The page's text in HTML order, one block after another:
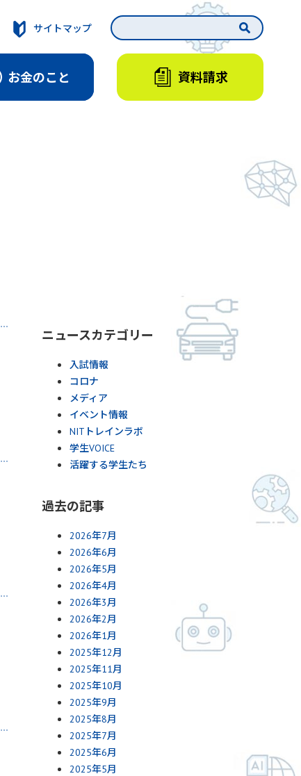
お金のこと
サイトマップ
資料請求
ニュースカテゴリー
入試情報
コロナ
メディア
イベント情報
NITトレインラボ
学生VOICE
活躍する学生たち
過去の記事
2026年7月
2026年6月
2026年5月
2026年4月
2026年3月
2026年2月
2026年1月
2025年12月
2025年11月
2025年10月
2025年9月
2025年8月
2025年7月
2025年6月
2025年5月